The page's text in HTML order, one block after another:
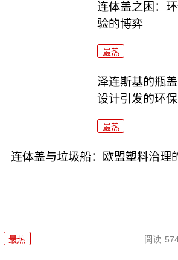
连体盖之困：
验的博弈
最热
泽连斯基的瓶
设计引发的环
最热
连体盖与垃圾船：欧盟塑料治理
最热 阅读